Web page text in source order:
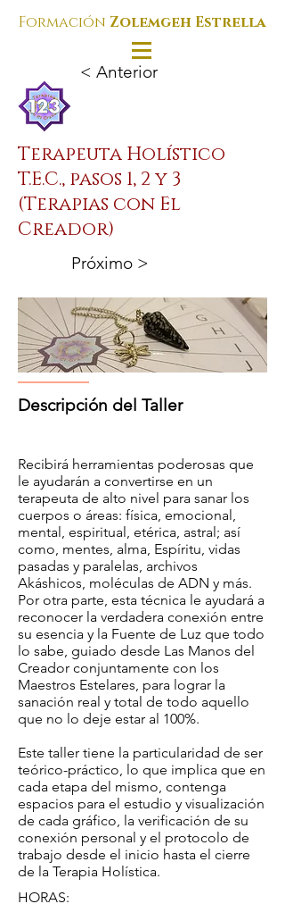
Formación Zolemgeh Estrella
< Anterior
Terapeuta Holístico
T.E.C., pasos 1, 2 y 3
(Terapias con El
Creador)
Próximo >
Descripción del Taller
Recibirá herramientas poderosas que
le ayudarán a convertirse en un
terapeuta de alto nivel para sanar los
cuerpos o áreas: física, emocional,
mental, espiritual, etérica, astral; así
como, mentes, alma, Espíritu, vidas
pasadas y paralelas, archivos
Akáshicos, moléculas de ADN y más.
Por otra parte, esta técnica le ayudará a
reconocer la verdadera conexión entre
su esencia y la Fuente de Luz que todo
lo sabe, guiado desde Las Manos del
Creador conjuntamente con los
Maestros Estelares, para lograr la
sanación real y total de todo aquello
que no lo deje estar al 100%.
Este taller tiene la particularidad de ser
teórico-práctico, lo que implica que en
cada etapa del mismo, contenga
espacios para el estudio y visualización
de cada gráfico, la verificación de su
conexión personal y el protocolo de
trabajo desde el inicio hasta el cierre
de la Terapia Holística.
HORAS: